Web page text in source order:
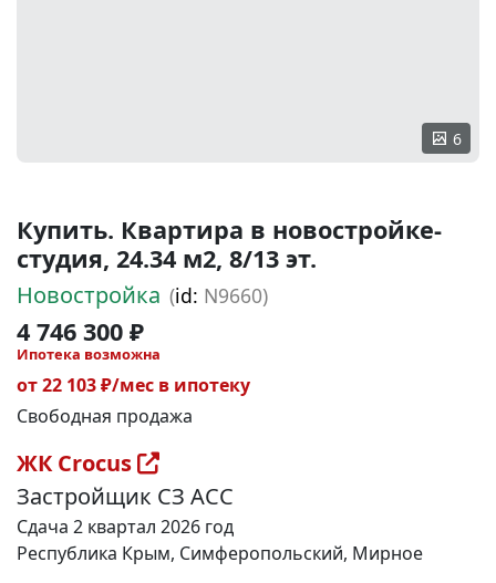
6
Купить. Квартира в новостройке-
студия, 24.34 м2, 8/13 эт.
Новостройка (id: N9660)
4 746 300 ₽
Ипотека возможна
от 22 103 ₽/мес в ипотеку
Свободная продажа
ЖК Crocus
Застройщик СЗ АСС
Сдача 2 квартал 2026 год
Республика Крым, Симферопольский, Мирное